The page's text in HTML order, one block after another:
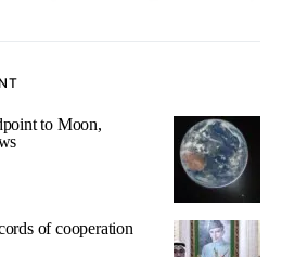
to Moon,
of cooperation